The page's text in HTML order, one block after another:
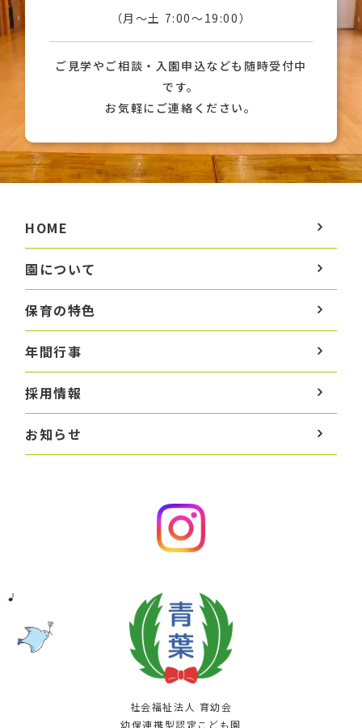
（月〜土 7:00〜19:00）
ご見学やご相談・入園申込なども随時受付中
です。
お気軽にご連絡ください。
HOME
園について
保育の特色
年間行事
採用情報
お知らせ
社会福祉法人 育幼会
幼保連携型認定こども園